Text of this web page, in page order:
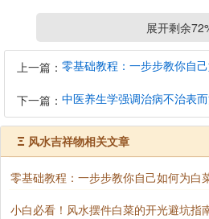
运的关键象征。从能量角度而
的财富气场产生积极共鸣。比
主，在办公室显眼位置摆放精
造出强大的财富磁场，吸引更
健拓展，实现财富的有效积累。
展开剩余
上一篇： 零基础教程：一步步教你自
下一篇：
Ξ 风水吉祥物相关文章
零基础教程：一步步教你自己如何为白
小白必看！风水摆件白菜的开光避坑指